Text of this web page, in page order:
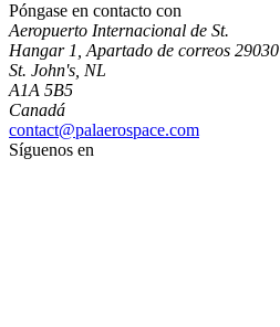
Póngase en contacto con
Aeropuerto Internacional de St.
Hangar 1, Apartado de correos 29030
St. John's, NL
A1A 5B5
Canadá
contact@palaerospace.com
Síguenos en